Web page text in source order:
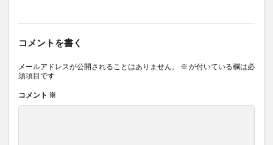
コメントを書く
メールアドレスが公開されることはありません。 ※ が付いている欄は必
須項目です
コメント ※